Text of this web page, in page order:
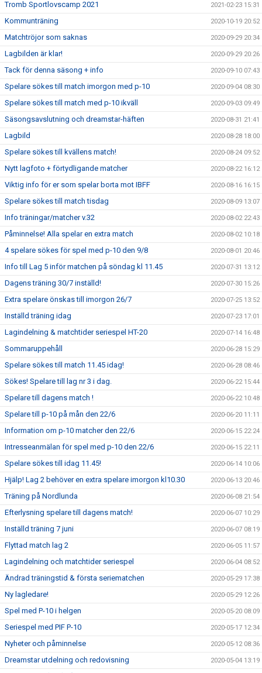
Tromb Sportlovscamp 2021 2021-02-23 15:31
Kommunträning 2020-10-19 20:52
Matchtröjor som saknas 2020-09-29 20:34
Lagbilden är klar! 2020-09-29 20:26
Tack för denna säsong + info 2020-09-10 07:43
Spelare sökes till match imorgon med p-10 2020-09-04 08:30
Spelare sökes till match med p-10 ikväll 2020-09-03 09:49
Säsongsavslutning och dreamstar-häften 2020-08-31 21:41
Lagbild 2020-08-28 18:00
Spelare sökes till kvällens match! 2020-08-24 09:52
Nytt lagfoto + förtydligande matcher 2020-08-22 16:12
Viktig info för er som spelar borta mot IBFF 2020-08-16 16:15
Spelare sökes till match tisdag 2020-08-09 13:07
Info träningar/matcher v.32 2020-08-02 22:43
Påminnelse! Alla spelar en extra match 2020-08-02 10:18
4 spelare sökes för spel med p-10 den 9/8 2020-08-01 20:46
Info till Lag 5 inför matchen på söndag kl 11.45 2020-07-31 13:12
Dagens träning 30/7 inställd! 2020-07-30 15:26
Extra spelare önskas till imorgon 26/7 2020-07-25 13:52
Inställd träning idag 2020-07-23 17:01
Lagindelning & matchtider seriespel HT-20 2020-07-14 16:48
Sommaruppehåll 2020-06-28 15:29
Spelare sökes till match 11.45 idag! 2020-06-28 08:46
Sökes! Spelare till lag nr 3 i dag. 2020-06-22 15:44
Spelare till dagens match ! 2020-06-22 10:48
Spelare till p-10 på mån den 22/6 2020-06-20 11:11
Information om p-10 matcher den 22/6 2020-06-15 22:24
Intresseanmälan för spel med p-10 den 22/6 2020-06-15 22:11
Spelare sökes till idag 11.45! 2020-06-14 10:06
Hjälp! Lag 2 behöver en extra spelare imorgon kl10.30 2020-06-13 20:46
Träning på Nordlunda 2020-06-08 21:54
Efterlysning spelare till dagens match! 2020-06-07 10:29
Inställd träning 7 juni 2020-06-07 08:19
Flyttad match lag 2 2020-06-05 11:57
Lagindelning och matchtider seriespel 2020-06-04 08:52
Ändrad träningstid & första seriematchen 2020-05-29 17:38
Ny lagledare! 2020-05-29 12:26
Spel med P-10 i helgen 2020-05-20 08:09
Seriespel med PIF P-10 2020-05-17 12:34
Nyheter och påminnelse 2020-05-12 08:36
Dreamstar utdelning och redovisning 2020-05-04 13:19